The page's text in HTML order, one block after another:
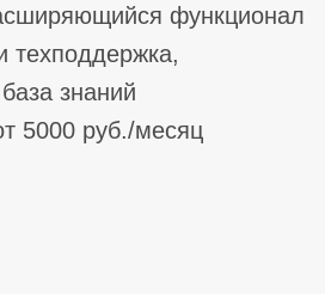
функционал
техподдержка,
знаний
5000 руб./месяц